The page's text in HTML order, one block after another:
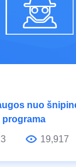
nuo
programa
19,917